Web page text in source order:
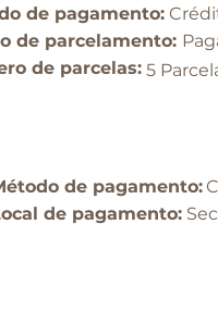
de pagamento:
de parcelamento:​
de parcelas: 5
de pagamento:
de pagamento: